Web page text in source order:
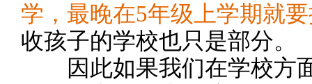
学，最晚在5年级上学期就
收孩子的学校也只是部分。
因此如果我们在学校方